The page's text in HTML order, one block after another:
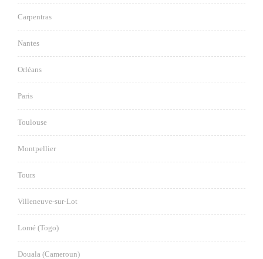
Carpentras
Nantes
Orléans
Paris
Toulouse
Montpellier
Tours
Villeneuve-sur-Lot
Lomé (Togo)
Douala (Cameroun)